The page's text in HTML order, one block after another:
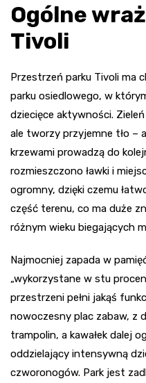
Ogólne
Tivoli
Przestrzeń parku Tivoli ma
parku osiedlowego, w
dziecięce aktywności.
ale tworzy przyjemne tło –
krzewami prowadzą do
rozmieszczono ławki i
ogromny, dzięki czemu
część terenu, co ma duże
różnym wieku biegających
Najmocniej zapada w
„wykorzystane w stu
przestrzeni pełni jakąś
nowoczesny plac zabaw, z
trampolin, a kawałek dalej
oddzielający intensywną
czworonogów. Park jest